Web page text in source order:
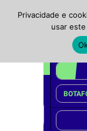
Privacidade e
usar